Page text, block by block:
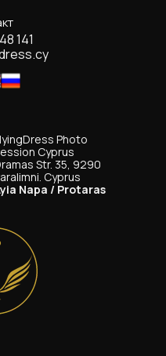
Photo
Cyprus
Str. 35, 9290
Cyprus
Napa / Protaras
141